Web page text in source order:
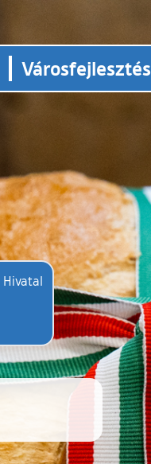
Városfejlesztés
Hivatal